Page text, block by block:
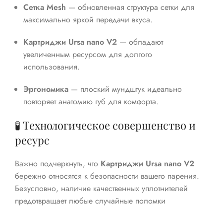
Сетка Mesh — обновленная структура сетки для
максимально яркой передачи вкуса.
Картриджи Ursa nano V2 — обладают
увеличенным ресурсом для долгого
использования.
Эргономика — плоский мундштук идеально
повторяет анатомию губ для комфорта.
🧪 Технологическое совершенство и
ресурс
Важно подчеркнуть, что Картриджи Ursa nano V2
бережно относятся к безопасности вашего парения.
Безусловно, наличие качественных уплотнителей
предотвращает любые случайные поломки